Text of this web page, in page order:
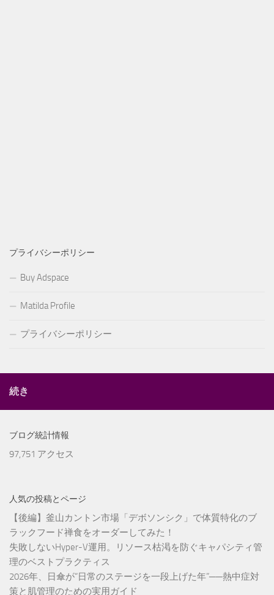
プライバシーポリシー
Buy Adspace
Matilda Profile
プライバシーポリシー
続き
ブログ統計情報
97,751 アクセス
人気の投稿とページ
【後編】釜山カントン市場「デボソンシク」で体質特化のブ
ラックフード禅食をオーダーしてみた！
失敗しないHyper-V運用。リソース枯渇を防ぐキャパシティ管
理のベストプラクティス
2026年、日傘が“日常のステージを一段上げた年”──熱中症対
策と肌管理のための実用ガイド